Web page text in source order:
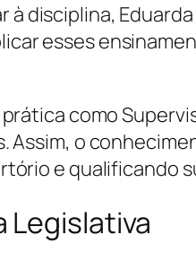
disciplina,
esses
como
Assim, o
e qualificando
Legislativa